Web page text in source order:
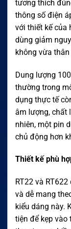
tương thích
thông số điện
với thiết kế của
dùng giảm
không vừa thân
Dung lượng
thường trong
dụng thực tế
âm lượng, chất
nhiên, một pin
chủ động hơn
Thiết kế phù
RT22 và
và dễ mang
kiểu dáng này.
tiện để kẹp vào